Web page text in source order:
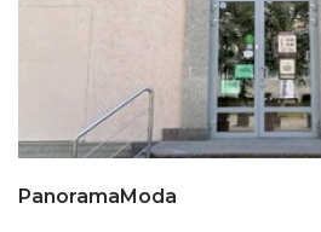
PanoramaModa